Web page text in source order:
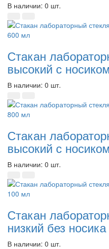
В наличии: 0 шт.
Стакан
высокий с
В наличии: 0 шт.
Стакан
высокий с
В наличии: 0 шт.
Стакан
низкий без
В наличии: 0 шт.